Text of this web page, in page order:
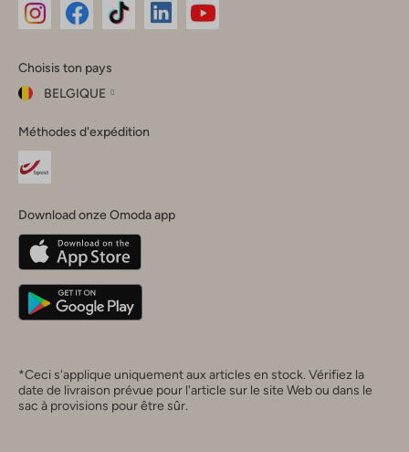
Instagram
Facebook
TikTok
Choisis ton pays
BELGIQUE
ton
pays
Fermer
Belgique(Français)
Deutschland
Méthodes d'expédition
Download onze Omoda app
*Ceci s'applique uniquement aux articles en stock. Vérifiez la
date de livraison prévue pour l'article sur le site Web ou dans le
sac à provisions pour être sûr.